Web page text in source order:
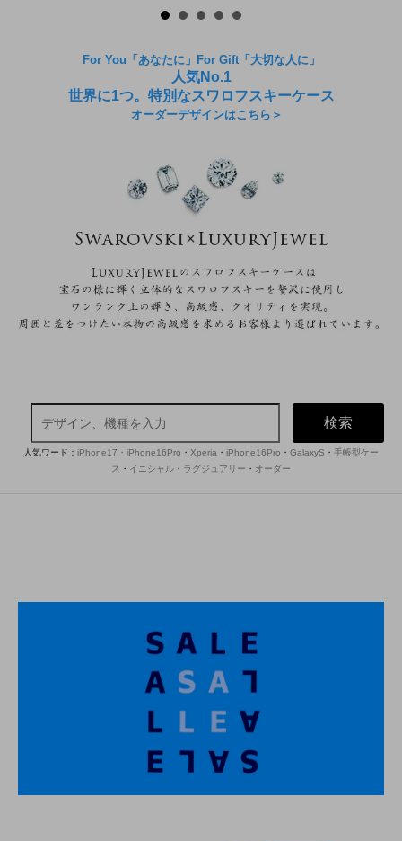
For You「あなたに」For Gift「大切な人に」
人気No.1
世界に1つ。特別なスワロフスキーケース
オーダーデザインはこちら＞
検索
人気ワード： iPhone17・iPhone16Pro ・ Xperia ・ iPhone16Pro ・ GalaxyS ・ 手帳型ケー
ス ・ イニシャル ・ ラグジュアリー ・ オーダー